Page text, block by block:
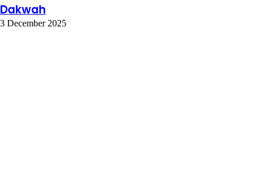
Kepemimpinan dan Kepedulian Lewat Safari
Dakwah